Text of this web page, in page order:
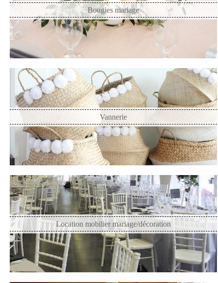
Bougies mariage
Vannerie
Location mobilier mariage/décoration